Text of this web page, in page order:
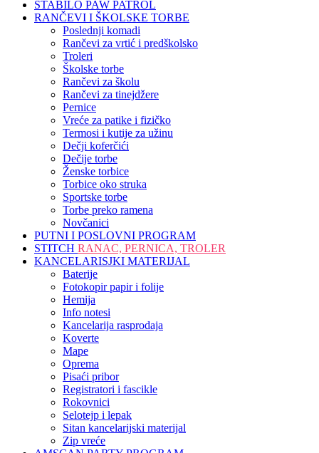
STABILO PAW PATROL
RANČEVI I ŠKOLSKE TORBE
Poslednji komadi
Rančevi za vrtić i predškolsko
Troleri
Školske torbe
Rančevi za školu
Rančevi za tinejdžere
Pernice
Vreće za patike i fizičko
Termosi i kutije za užinu
Dečji koferčići
Dečije torbe
Ženske torbice
Torbice oko struka
Sportske torbe
Torbe preko ramena
Novčanici
PUTNI I POSLOVNI PROGRAM
STITCH RANAC, PERNICA, TROLER
KANCELARISJKI MATERIJAL
Baterije
Fotokopir papir i folije
Hemija
Info notesi
Kancelarija rasprodaja
Koverte
Mape
Oprema
Pisaći pribor
Registratori i fascikle
Rokovnici
Selotejp i lepak
Sitan kancelarijski materijal
Zip vreće